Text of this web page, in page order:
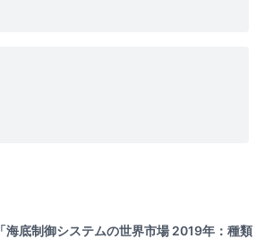
「海底制御システムの世界市場 2019年：種類